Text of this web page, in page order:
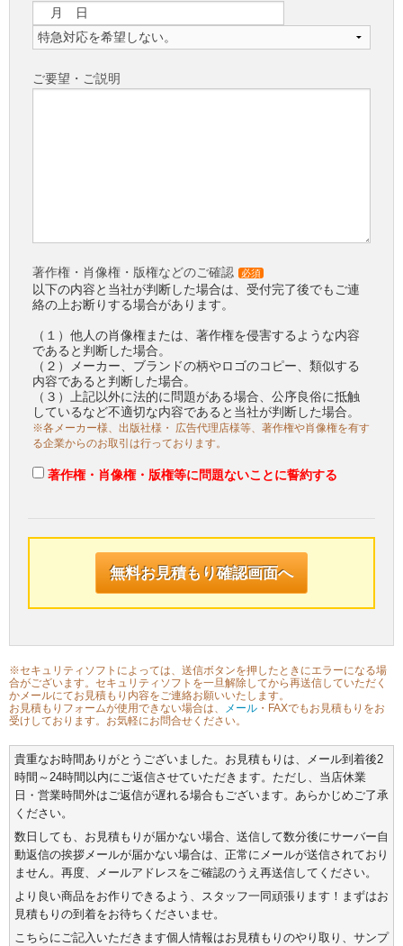
ご要望・ご説明
著作権・肖像権・版権などのご確認 必須
以下の内容と当社が判断した場合は、受付完了後でもご連
絡の上お断りする場合があります。
（１）他人の肖像権または、著作権を侵害するような内容
であると判断した場合。
（２）メーカー、ブランドの柄やロゴのコピー、類似する
内容であると判断した場合。
（３）上記以外に法的に問題がある場合、公序良俗に抵触
しているなど不適切な内容であると当社が判断した場合。
※各メーカー様、出版社様・ 広告代理店様等、著作権や肖像権を有す
る企業からのお取引は行っております。
著作権・肖像権・版権等に問題ないことに誓約する
※セキュリティソフトによっては、送信ボタンを押したときにエラーになる場
合がございます。セキュリティソフトを一旦解除してから再送信していただく
かメールにてお見積もり内容をご連絡お願いいたします。
お見積もりフォームが使用できない場合は、
メール ・FAXでもお見積もりをお
受けしております。お気軽にお問合せください。
貴重なお時間ありがとうございました。お見積もりは、メール到着後2
時間～24時間以内にご返信させていただきます。ただし、当店休業
日・営業時間外はご返信が遅れる場合もございます。あらかじめご了承
ください。
数日しても、お見積もりが届かない場合、送信して数分後にサーバー自
動返信の挨拶メールが届かない場合は、正常にメールが送信されており
ません。再度、メールアドレスをご確認のうえ再送信してください。
より良い商品をお作りできるよう、スタッフ一同頑張ります！まずはお
見積もりの到着をお待ちくださいませ。
こちらにご記入いただきます個人情報はお見積もりのやり取り、サンプ